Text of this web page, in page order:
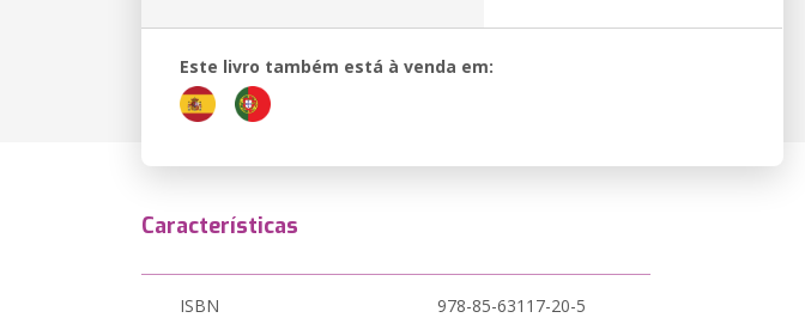
Este livro também está à venda em:
Características
ISBN 978-85-63117-20-5